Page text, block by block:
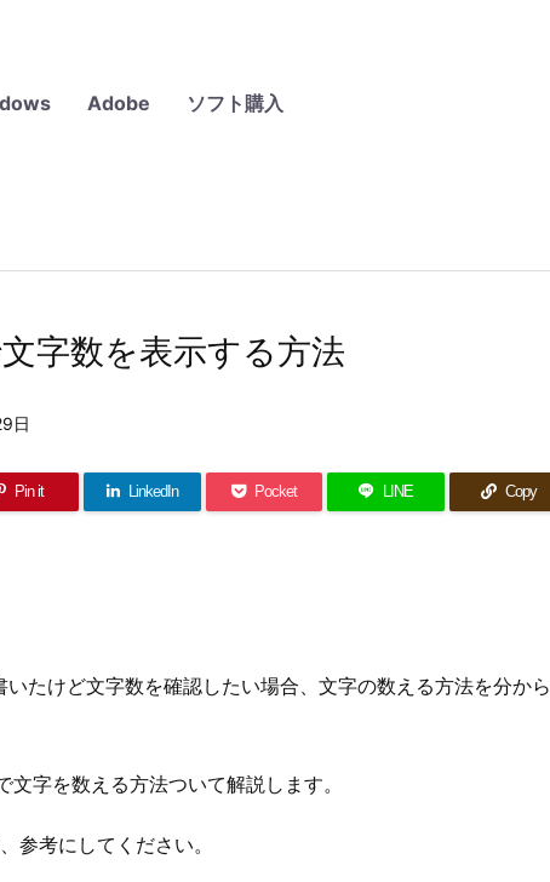
Adobe ソフト購入
字数を表示する方法
日
Pin it LinkedIn Pocket LINE Copy
たけど文字数を確認したい場合、文字の数える方法を分から
字を数える方法ついて解説します。
参考にしてください。